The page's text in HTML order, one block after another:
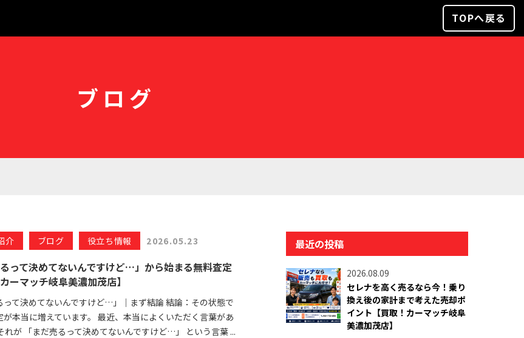
TOPへ戻る
ブログ
介 ブログ 役立ち情報 2026.05.23
るって決めてないんですけど…」から始まる無料査定
カーマッチ岐阜美濃加茂店】
って決めてないんですけど…」｜まず結論 結論：その状態で
が本当に増えています。 最近、本当によくいただく言葉があ
れが 「まだ売るって決めてないんですけど…」 という言葉 ...
最近の投稿
2026.08.09
セレナを高く売るなら今！乗り
換え後の家計まで考えた売却ポ
イント【買取！カーマッチ岐阜
美濃加茂店】